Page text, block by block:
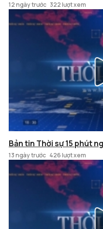
12 ngày trước 322 lượt xem
Bản tin Thời sự 15 phút
13 ngày trước 426 lượt xem